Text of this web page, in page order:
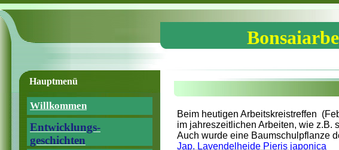
Hauptmenü
Willkommen
Entwicklungs-
geschichten
Beim heutigen Arbeitskreistreffen
im jahreszeitlichen Arbeiten, wie z.B.
Auch wurde eine Baumschulpflanze
Jap. Lavendelheide Pieris japonica